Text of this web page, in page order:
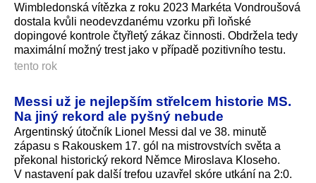
Wimbledonská vítězka z roku 2023 Markéta Vondroušová
dostala kvůli neodevzdanému vzorku při loňské
dopingové kontrole čtyřletý zákaz činnosti. Obdržela tedy
maximální možný trest jako v případě pozitivního testu.
tento rok
Messi už je nejlepším střelcem historie MS.
Na jiný rekord ale pyšný nebude
Argentinský útočník Lionel Messi dal ve 38. minutě
zápasu s Rakouskem 17. gól na mistrovstvích světa a
překonal historický rekord Němce Miroslava Kloseho.
V nastavení pak další trefou uzavřel skóre utkání na 2:0.